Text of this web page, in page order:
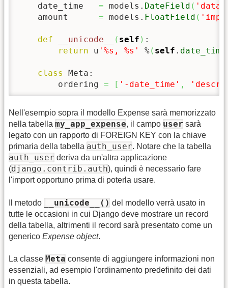
    date_time
= models. DateField ( 'data'
    amount
= models. FloatField (
def __unicode__ ( self ) :
return u '%s, %s' %( self . date_time
class
Meta:
        ordering
= [ '-date_time' ,
Nell'esempio sopra il modello Expense sarà memorizzato
nella tabella my_app_expense, il campo user sarà
legato con un rapporto di FOREIGN KEY con la chiave
primaria della tabella auth_user. Notare che la tabella
auth_user deriva da un'altra applicazione
(django.contrib.auth), quindi è necessario fare
l'import opportuno prima di poterla usare.
Il metodo __unicode__() del modello verrà usato in
tutte le occasioni in cui Django deve mostrare un record
della tabella, altrimenti il record sarà presentato come un
generico Expense object.
La classe Meta consente di aggiungere informazioni non
essenziali, ad esempio l'ordinamento predefinito dei dati
in questa tabella.